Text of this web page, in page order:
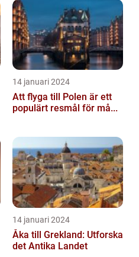
14 januari 2024
Att flyga till Polen är ett
populärt resmål för må...
14 januari 2024
Åka till Grekland: Utforska
det Antika Landet